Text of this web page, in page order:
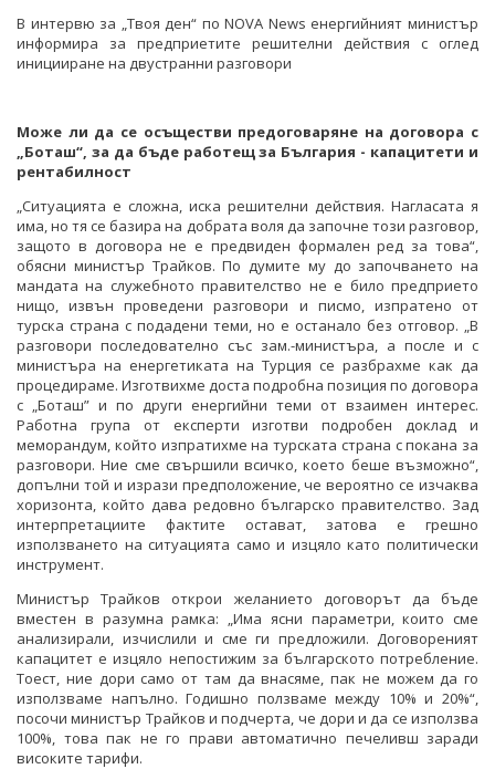
В интервю за „Твоя ден“ по NOVA News енергийният министър
информира за предприетите решителни действия с оглед
иницииране на двустранни разговори
Може ли да се осъществи предоговаряне на договора с
„Боташ“, за да бъде работещ за България - капацитети и
рентабилност
„Ситуацията е сложна, иска решителни действия. Нагласата я
има, но тя се базира на добрата воля да започне този разговор,
защото в договора не е предвиден формален ред за това“,
обясни министър Трайков. По думите му до започването на
мандата на служебното правителство не е било предприето
нищо, извън проведени разговори и писмо, изпратено от
турска страна с подадени теми, но е останало без отговор. „В
разговори последователно със зам.-министъра, а после и с
министъра на енергетиката на Турция се разбрахме как да
процедираме. Изготвихме доста подробна позиция по договора
с „Боташ” и по други енергийни теми от взаимен интерес.
Работна група от експерти изготви подробен доклад и
меморандум, който изпратихме на турската страна с покана за
разговори. Ние сме свършили всичко, което беше възможно“,
допълни той и изрази предположение, че вероятно се изчаква
хоризонта, който дава редовно българско правителство. Зад
интерпретациите фактите остават, затова е грешно
използването на ситуацията само и изцяло като политически
инструмент.
Министър Трайков открои желанието договорът да бъде
вместен в разумна рамка: „Има ясни параметри, които сме
анализирали, изчислили и сме ги предложили. Договореният
капацитет е изцяло непостижим за българското потребление.
Тоест, ние дори само от там да внасяме, пак не можем да го
използваме напълно. Годишно ползваме между 10% и 20%“,
посочи министър Трайков и подчерта, че дори и да се използва
100%, това пак не го прави автоматично печеливш заради
високите тарифи.